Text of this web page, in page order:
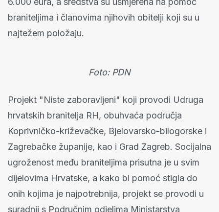
braniteljima i članovima njihovih obitelji koji su u
najtežem položaju.
Foto: PDN
Projekt "Niste zaboravljeni" koji provodi Udruga
hrvatskih branitelja RH, obuhvaća područja
Koprivničko-križevačke, Bjelovarsko-bilogorske i
Zagrebačke županije, kao i Grad Zagreb. Socijalna
ugroženost među braniteljima prisutna je u svim
dijelovima Hrvatske, a kako bi pomoć stigla do
onih kojima je najpotrebnija, projekt se provodi u
suradnji s Područnim odjelima Ministarstva